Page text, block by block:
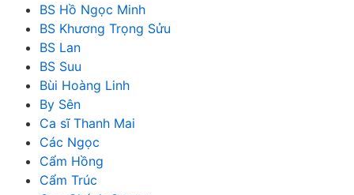
BS Hồ Ngọc Minh
BS Khương Trọng Sửu
BS Lan
BS Suu
Bùi Hoàng Linh
By Sên
Ca sĩ Thanh Mai
Các Ngọc
Cẩm Hồng
Cẩm Trúc